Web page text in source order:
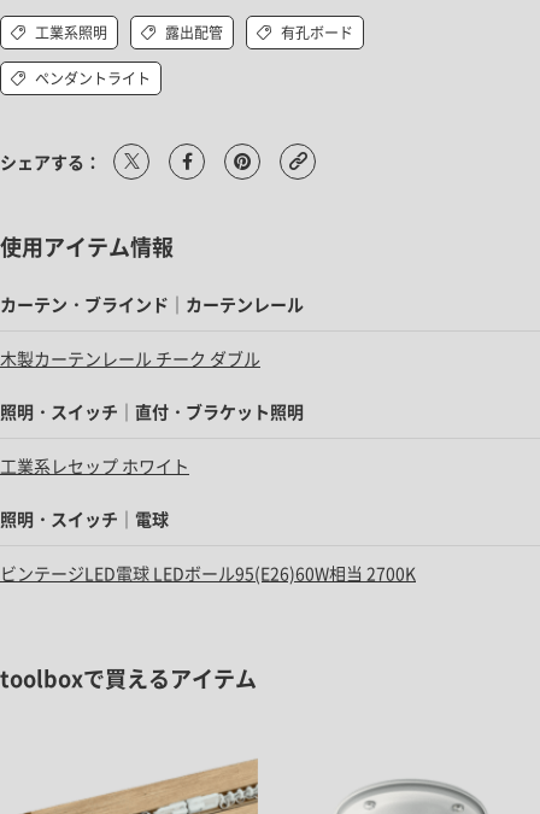
工業系照明 露出配管 有孔ボード
ペンダントライト
シェアする：
使用アイテム情報
カーテン・ブラインド｜カーテンレール
木製カーテンレール チーク ダブル
照明・スイッチ｜直付・ブラケット照明
工業系レセップ ホワイト
照明・スイッチ｜電球
ビンテージLED電球 LEDボール95(E26)60W相当 2700K
toolboxで買えるアイテム